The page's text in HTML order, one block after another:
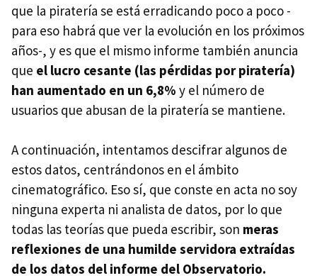
que la piratería se está erradicando poco a poco -
para eso habrá que ver la evolución en los próximos
años-, y es que el mismo informe también anuncia
que el lucro cesante (las pérdidas por piratería)
han aumentado en un 6,8% y el número de
usuarios que abusan de la piratería se mantiene.
A continuación, intentamos descifrar algunos de
estos datos, centrándonos en el ámbito
cinematográfico. Eso sí, que conste en acta no soy
ninguna experta ni analista de datos, por lo que
todas las teorías que pueda escribir, son meras
reflexiones de una humilde servidora extraídas
de los datos del informe del Observatorio.